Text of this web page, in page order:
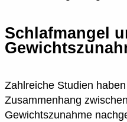
Schlafmangel
Zahlreiche Studien
Zusammenhang
Gewichtszunahme